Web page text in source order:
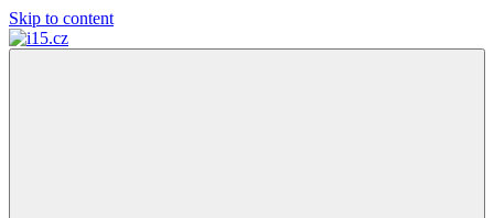
Skip to content